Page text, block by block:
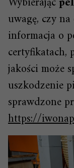
uwagę, czy
informacja o
certyfikatach,
jakości może
uszkodzenie
sprawdzone
https://